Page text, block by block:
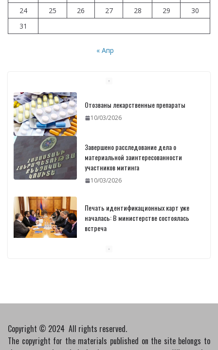
24
25 26 27 28 29
30
31
« Апр
Отозваны лекарственные препараты
10/03/2026
Завершено расследование дела о
материальной заинтересованности
участников митинга
10/03/2026
Печать идентификационных карт уже
началась: В министерстве состоялась
встреча
Copyright © 2024 All rights reserved.
The copyright for the materials published on the site belongs to